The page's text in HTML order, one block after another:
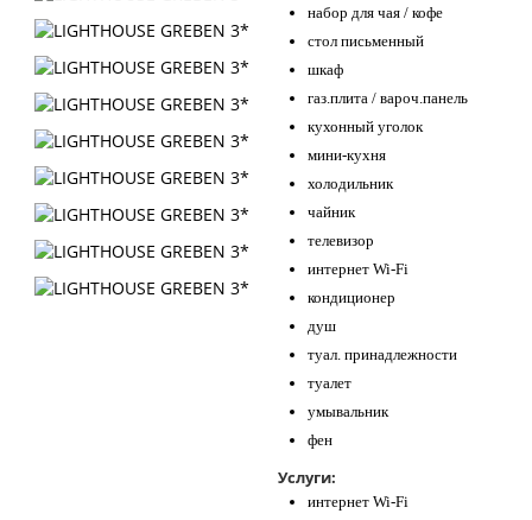
набор для чая / кофе
стол письменный
шкаф
газ.плита / вароч.панель
кухонный уголок
мини-кухня
холодильник
чайник
телевизор
интернет Wi-Fi
кондиционер
душ
туал. принадлежности
туалет
умывальник
фен
Услуги:
интернет Wi-Fi